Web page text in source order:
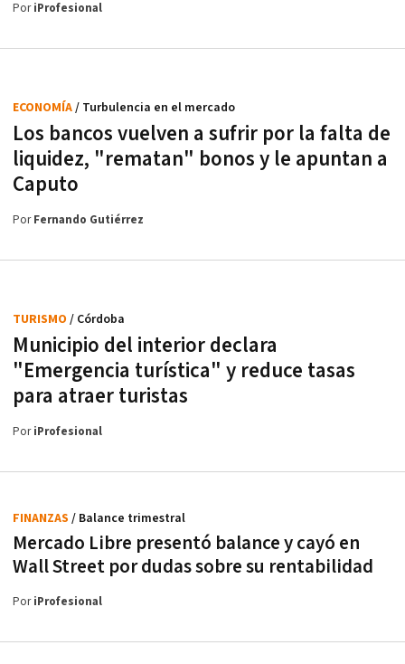
PoriProfesional
Los bancos vuelven a sufrir por la falta de
liquidez, "rematan" bonos y le apuntan a
Caputo
ECONOMÍA/ Turbulencia en el mercado
PorFernando Gutiérrez
Municipio del interior declara
"Emergencia turística" y reduce tasas
para atraer turistas
TURISMO / Córdoba
PoriProfesional
Mercado Libre presentó balance y cayó en
Wall Street por dudas sobre su rentabilidad
FINANZAS / Balance trimestral
PoriProfesional